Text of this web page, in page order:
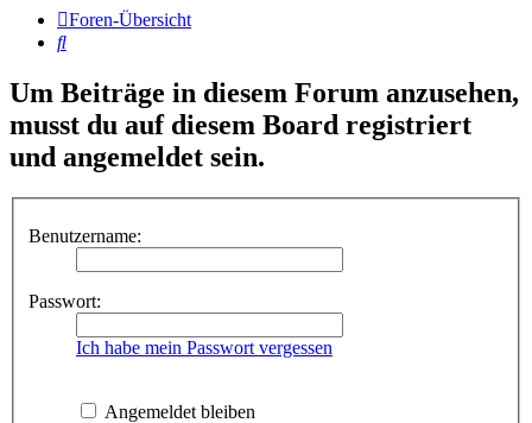
Foren-Übersicht
Suche
Um Beiträge in diesem Forum anzusehen,
musst du auf diesem Board registriert
und angemeldet sein.
Benutzername:
Passwort:
Ich habe mein Passwort vergessen
Angemeldet bleiben